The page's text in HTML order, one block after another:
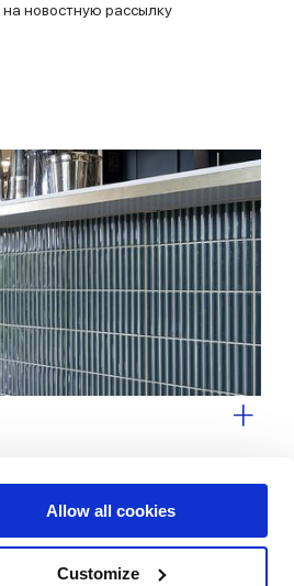
Allow all cookies
Customize
на новостную рассылку